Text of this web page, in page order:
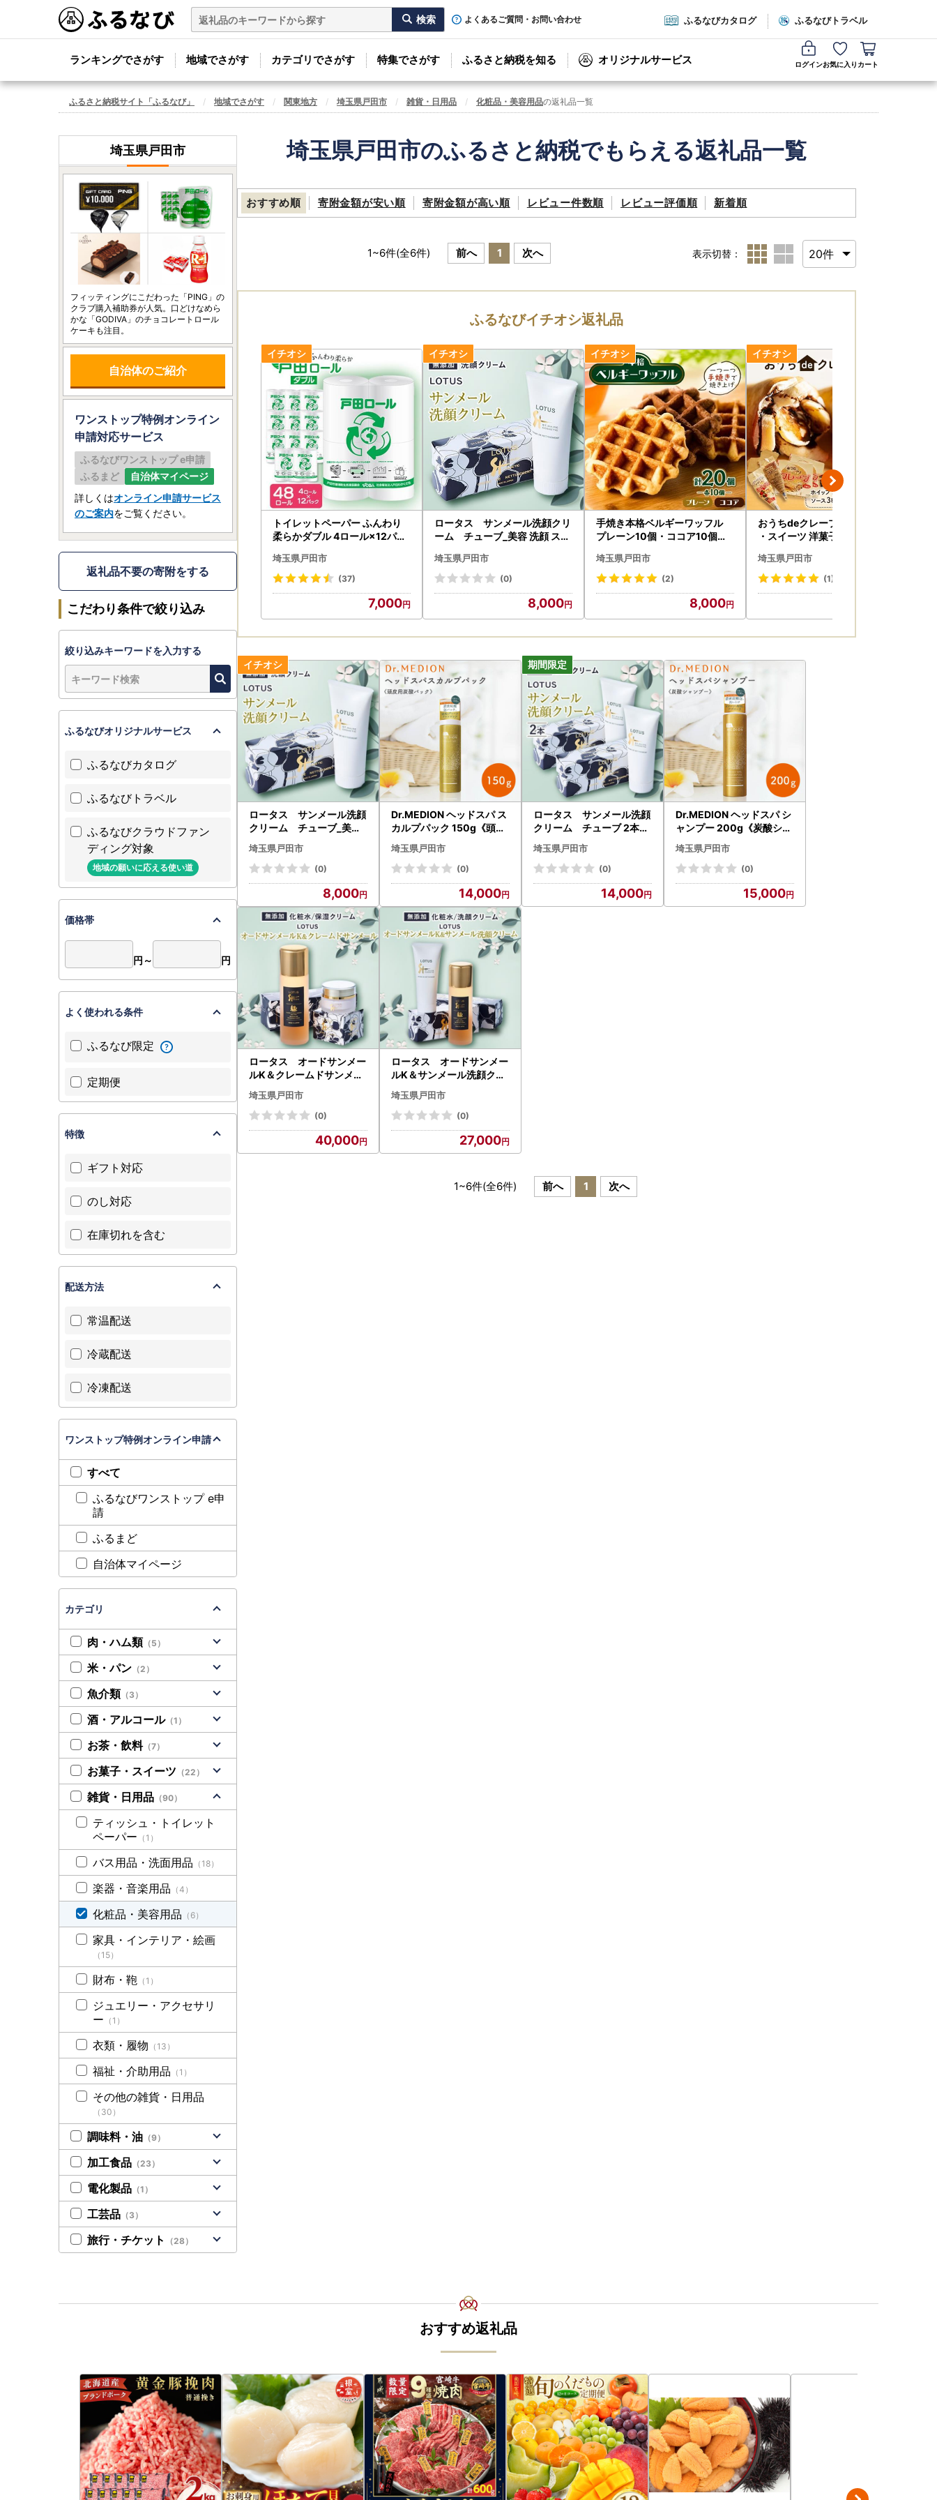
よくあるご質問・お問い合わせ ふるなびカタログ ふるなびトラベル
ランキングでさがす 地域でさがす カテゴリでさがす 特集でさがす ふるさと納税を知る オリジナルサービス ログインお気に入り カート
ふるさと納税サイト「ふるなび」 地域でさがす 関東地方 埼玉県戸田市 雑貨・日用品 化粧品・美容用品の返礼品一覧
埼玉県戸田市のふるさと納税でもらえる返礼品一覧
おすすめ順 寄附金額が安い順 寄附金額が高い順 レビュー件数順 レビュー評価順 新着順
1~6件(全6件) 前へ 1 次へ 表示切替：
ふるなびイチオシ返礼品
トイレットペーパー ふんわり
柔らかダブル 4ロール×12パッ
ール】_トイレットペーパー ダ
ブル 戸田市_【1391718】
埼玉県戸田市
(37)
7,000
ロータス サンメール洗顔クリ
ーム チューブ_美容 洗顔 スキ
埼玉県戸田市
(0)
8,000
手焼き本格ベルギーワッフル
プレーン10個・ココア10個、
ル 手焼き プレーン ココア_【配
送不可地域：離島・沖縄県】【
埼玉県戸田市
(2)
8,000
おうちdeクレープセット_菓子
・スイーツ 洋菓子 _【配送不可
埼玉県戸田市
(1)
ロータス サンメール洗顔
クリーム チューブ_美容
洗顔 スキンケア _【10589
50】
埼玉県戸田市
(0)
8,000
Dr.MEDION ヘッドスパ ス
カルプパック 150g《頭皮
用炭酸パック》【170046
0】
埼玉県戸田市
(0)
14,000
ロータス サンメール洗顔
クリーム チューブ 2本セ
ット_美容 洗顔 スキンケア
_【1058951】
埼玉県戸田市
(0)
14,000
Dr.MEDION ヘッドスパ シ
ャンプー 200g《炭酸シャ
ンプー》【1700463】
埼玉県戸田市
(0)
15,000
ロータス オードサンメー
ルK＆クレームドサンメー
ル_美容 化粧水・乳液・美
容液 スキンケア 美容 スキ
ンケア _【1265367】
埼玉県戸田市
(0)
40,000
ロータス オードサンメー
ルK＆サンメール洗顔クリ
ーム_美容 化粧水・乳液・
美容液 スキンケア 美容 洗
顔 スキンケア _【126536
2】
埼玉県戸田市
(0)
27,000
1~6件(全6件) 前へ 1 次へ
埼玉県戸田市
フィッティングにこだわった「PING」の
クラブ購入補助券が人気。口どけなめら
かな「GODIVA」のチョコレートロール
ケーキも注目。
自治体のご紹介
ワンストップ特例オンライン
申請対応サービス
ふるなびワンストップ e申請
ふるまど
自治体マイページ
詳しくはオンライン申請サービス
のご案内をご覧ください。
返礼品不要の寄附をする
こだわり条件で絞り込み
絞り込みキーワードを入力する
ふるなびオリジナルサービス
ふるなびカタログ
ふるなびトラベル
ふるなびクラウドファン
ディング対象
地域の願いに応える使い道
価格帯
円～ 円
よく使われる条件
ふるなび限定
定期便
特徴
ギフト対応
のし対応
在庫切れを含む
配送方法
常温配送
冷蔵配送
冷凍配送
ワンストップ特例オンライン申請
すべて
ふるなびワンストップ e申
請
ふるまど
自治体マイページ
カテゴリ
肉・ハム類 （5）
米・パン （2）
魚介類 （3）
酒・アルコール（1）
お茶・飲料（7）
お菓子・スイーツ （22）
雑貨・日用品 （90）
ティッシュ・トイレット
ペーパー （1）
バス用品・洗面用品 （18）
楽器・音楽用品 （4）
化粧品・美容用品 （6）
家具・インテリア・絵画
（15）
財布・鞄 （1）
ジュエリー・アクセサリ
ー （1）
衣類・履物 （13）
福祉・介助用品 （1）
その他の雑貨・日用品
（30）
調味料・油 （9）
加工食品 （23）
電化製品 （1）
工芸品 （3）
旅行・チケット （28）
おすすめ返礼品